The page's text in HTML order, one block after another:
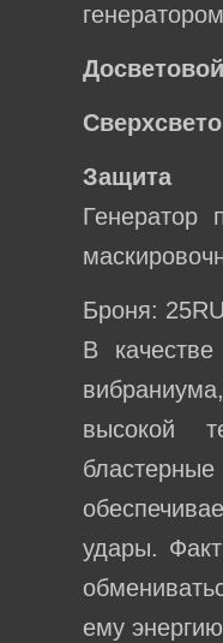
Защита
Броня:
В
высокой
удары.
ему